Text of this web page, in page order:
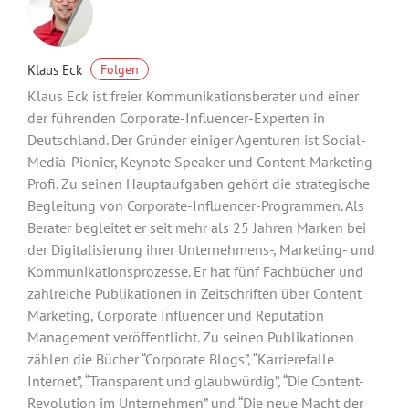
Klaus Eck Folgen
Klaus Eck ist freier Kommunikationsberater und einer
der führenden Corporate-Influencer-Experten in
Deutschland. Der Gründer einiger Agenturen ist Social-
Media-Pionier, Keynote Speaker und Content-Marketing-
Profi. Zu seinen Hauptaufgaben gehört die strategische
Begleitung von Corporate-Influencer-Programmen. Als
Berater begleitet er seit mehr als 25 Jahren Marken bei
der Digitalisierung ihrer Unternehmens-, Marketing- und
Kommunikationsprozesse. Er hat fünf Fachbücher und
zahlreiche Publikationen in Zeitschriften über Content
Marketing, Corporate Influencer und Reputation
Management veröffentlicht. Zu seinen Publikationen
zählen die Bücher “Corporate Blogs”, “Karrierefalle
Internet”, “Transparent und glaubwürdig”, “Die Content-
Revolution im Unternehmen” und “Die neue Macht der